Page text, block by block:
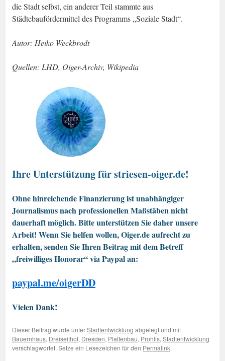
die Stadt selbst, ein anderer Teil stammte aus
Städtebaufördermittel des Programms „Soziale Stadt“.
Autor: Heiko Weckbrodt
Quellen: LHD, Oiger-Archiv, Wikipedia
Ihre Unterstützung für striesen-oiger.de!
Ohne hinreichende Finanzierung ist unabhängiger
Journalismus nach professionellen Maßstäben nicht
dauerhaft möglich. Bitte unterstützen Sie daher unsere
Arbeit! Wenn Sie helfen wollen, Oiger.de aufrecht zu
erhalten, senden Sie Ihren Beitrag mit dem Betreff
„freiwilliges Honorar“ via Paypal an:
paypal.me/oigerDD
Vielen Dank!
Dieser Beitrag wurde unterStadtentwicklung abgelegt und mit
Bauernhaus, Dreiseithof, Dresden, Plattenbau, Prohlis,Stadtentwicklung
verschlagwortet. Setze ein Lesezeichen für den Permalink.